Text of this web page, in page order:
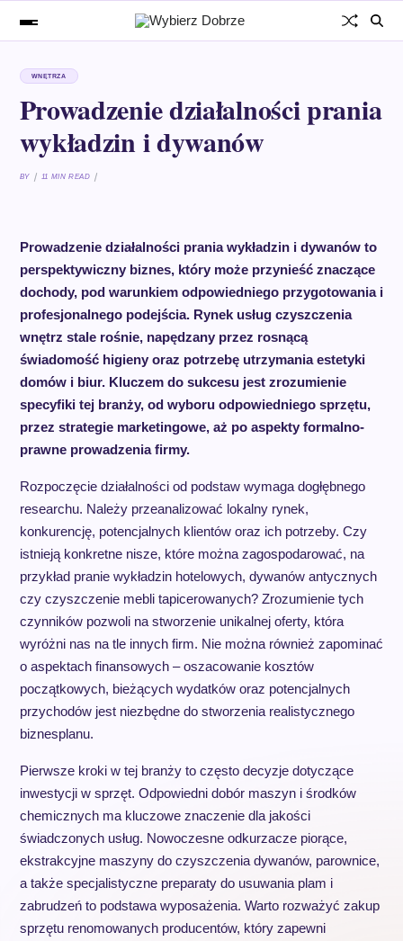
WNĘTRZA
Prowadzenie działalności prania
wykładzin i dywanów
BY 11 MIN READ
Prowadzenie działalności prania wykładzin i dywanów to
perspektywiczny biznes, który może przynieść znaczące
dochody, pod warunkiem odpowiedniego przygotowania i
profesjonalnego podejścia. Rynek usług czyszczenia
wnętrz stale rośnie, napędzany przez rosnącą
świadomość higieny oraz potrzebę utrzymania estetyki
domów i biur. Kluczem do sukcesu jest zrozumienie
specyfiki tej branży, od wyboru odpowiedniego sprzętu,
przez strategie marketingowe, aż po aspekty formalno-
prawne prowadzenia firmy.
Rozpoczęcie działalności od podstaw wymaga dogłębnego
researchu. Należy przeanalizować lokalny rynek,
konkurencję, potencjalnych klientów oraz ich potrzeby. Czy
istnieją konkretne nisze, które można zagospodarować, na
przykład pranie wykładzin hotelowych, dywanów antycznych
czy czyszczenie mebli tapicerowanych? Zrozumienie tych
czynników pozwoli na stworzenie unikalnej oferty, która
wyróżni nas na tle innych firm. Nie można również zapominać
o aspektach finansowych – oszacowanie kosztów
początkowych, bieżących wydatków oraz potencjalnych
przychodów jest niezbędne do stworzenia realistycznego
biznesplanu.
Pierwsze kroki w tej branży to często decyzje dotyczące
inwestycji w sprzęt. Odpowiedni dobór maszyn i środków
chemicznych ma kluczowe znaczenie dla jakości
świadczonych usług. Nowoczesne odkurzacze piorące,
ekstrakcyjne maszyny do czyszczenia dywanów, parownice,
a także specjalistyczne preparaty do usuwania plam i
zabrudzeń to podstawa wyposażenia. Warto rozważyć zakup
sprzętu renomowanych producentów, który zapewni